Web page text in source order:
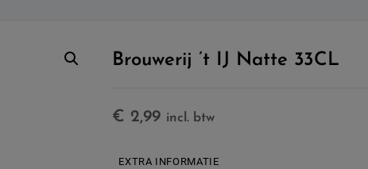
Brouwerij ’t IJ Natte 33CL
€ 2,99 incl. btw
EXTRA INFORMATIE